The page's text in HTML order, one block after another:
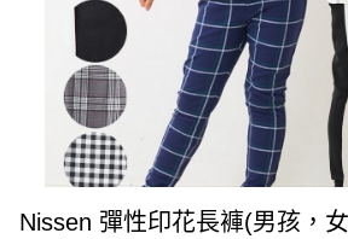
Nissen 彈性印花長褲(男孩，